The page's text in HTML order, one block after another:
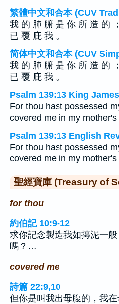
繁體中文和合本 (CUV
我 的 肺 腑 是 你 所 造 的
已 覆 庇 我 。
简体中文和合本 (CUV
我 的 肺 腑 是 你 所 造 的
已 覆 庇 我 。
Psalm 139:13 King
For thou hast possessed
covered me in my mother's
Psalm 139:13 English
For thou hast possessed
covered me in my mother's
聖經寶庫 (Treasury of
for thou
約伯記 10:9-12
求你記念製造我如摶泥一
嗎？…
covered me
詩篇 22:9,10
但你是叫我出母腹的，我